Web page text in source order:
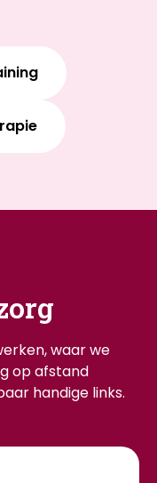
waar we
op afstand
handige links.